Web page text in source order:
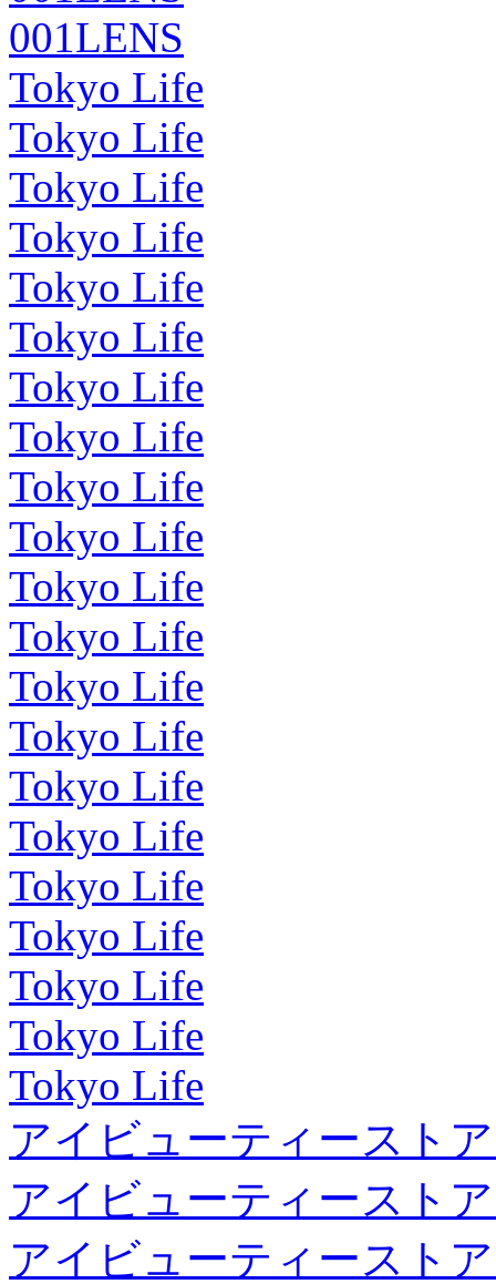
001LENS
Tokyo Life
Tokyo Life
Tokyo Life
Tokyo Life
Tokyo Life
Tokyo Life
Tokyo Life
Tokyo Life
Tokyo Life
Tokyo Life
Tokyo Life
Tokyo Life
Tokyo Life
Tokyo Life
Tokyo Life
Tokyo Life
Tokyo Life
Tokyo Life
Tokyo Life
Tokyo Life
Tokyo Life
アイビューティースト
アイビューティースト
アイビューティースト